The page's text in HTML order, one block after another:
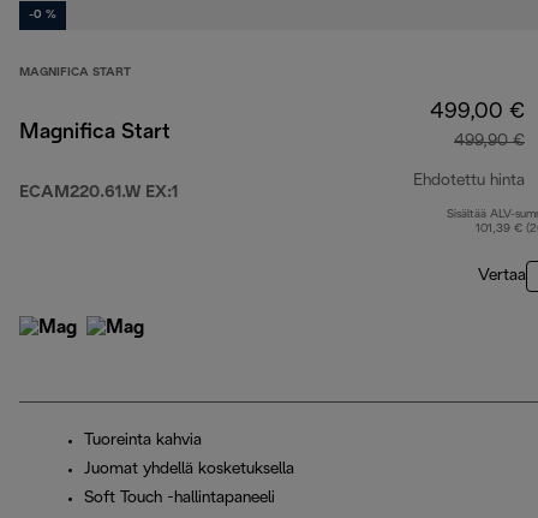
-0 %
MAGNIFICA START
Magnifica Start
ECAM220.61.W EX:1
499,00 €
499,90 €
Ehdotettu hinta
Sisältää ALV-
101,39 €
Vertaa
Tuoreinta kahvia
Juomat yhdellä kosketuksella
Soft Touch -hallintapaneeli